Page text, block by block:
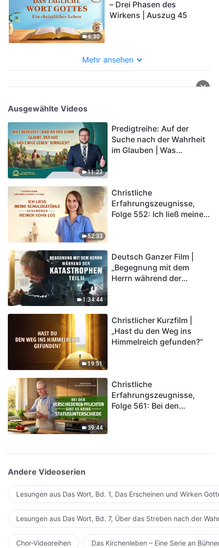
6:30
– Drei Phasen des
Wirkens | Auszug 45
Mehr ansehen
Ausgewählte Videos
11:23
Predigtreihe: Auf der
Suche nach der Wahrheit
im Glauben | Was
52:33
Christliche
Erfahrungszeugnisse,
Folge 552: Ich ließ meine
1:34:44
Deutsch Ganzer Film |
„Begegnung mit dem
Herrn während der
in das Königreich Gottes
eintreten?
19:51
Christlicher Kurzfilm |
„Hast du den Weg ins
Himmelreich gefunden?“
39:44
Christliche
Erfahrungszeugnisse,
Folge 561: Bei den
Andere Videoserien
Lesungen aus Das Wort, Bd. 1, Das Erscheinen und Wirken
Lesungen aus Das Wort, Bd. 7, Über das Streben nach der
Chor-Videoreihen Das Kirchenleben – Eine Serie an